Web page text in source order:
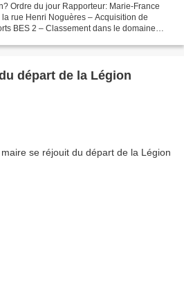
Ordre du jour Rapporteur: Marie-France
rue Henri Noguères – Acquisition de
BES 2 – Classement dans le domaine
départ de la Légion